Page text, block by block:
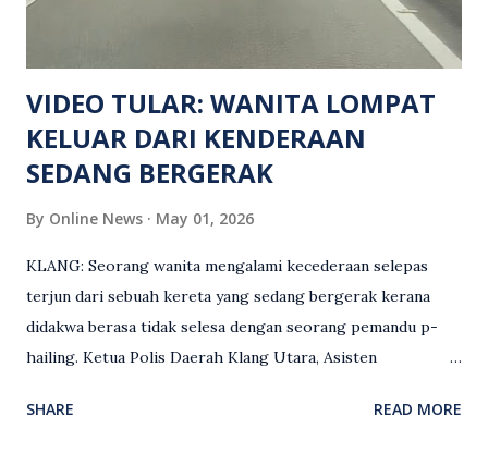
siasatan lanjut. Kes disiasat mengikut Seksyen 302 Kanun
Keseksaan kerana membunuh. Orang ramai yang mempunyai
maklumat diminta t...
VIDEO TULAR: WANITA LOMPAT
KELUAR DARI KENDERAAN
SEDANG BERGERAK
By Online News May 01, 2026
KLANG: Seorang wanita mengalami kecederaan selepas
terjun dari sebuah kereta yang sedang bergerak kerana
didakwa berasa tidak selesa dengan seorang pemandu p-
hailing. Ketua Polis Daerah Klang Utara, Asisten
(2 Mei), berkata pemandu berusia 47 tahun itu telah
SHARE READ MORE